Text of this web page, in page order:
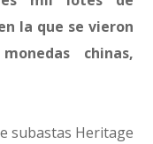
la que se vieron
chinas,
subastas Heritage